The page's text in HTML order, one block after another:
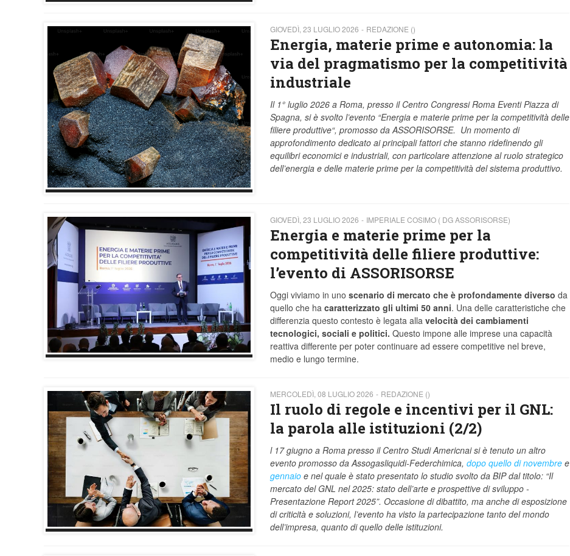
GIOVEDÌ, 23 LUGLIO 2026 REDAZIONE ()
Energia, materie prime e autonomia: la
via del pragmatismo per la competitività
industriale
Il 1° luglio 2026 a Roma, presso il Centro Congressi Roma Eventi Piazza di
Spagna, si è svolto l’evento “Energia e materie prime per la competitività delle
filiere produttive“, promosso da ASSORISORSE. Un momento di
approfondimento dedicato ai principali fattori che stanno ridefinendo gli
equilibri economici e industriali, con particolare attenzione al ruolo strategico
dell’energia e delle materie prime per la competitività del sistema produttivo.
GIOVEDÌ, 23 LUGLIO 2026 IMPERIALE COSIMO ( DG ASSORISORSE)
Energia e materie prime per la
competitività delle filiere produttive:
l’evento di ASSORISORSE
Oggi viviamo in uno scenario di mercato che è profondamente diverso da
quello che ha caratterizzato gli ultimi 50 anni. Una delle caratteristiche che
differenzia questo contesto è legata alla velocità dei cambiamenti
tecnologici, sociali e politici. Questo impone alle imprese una capacità
reattiva differente per poter continuare ad essere competitive nel breve,
medio e lungo termine.
MERCOLEDÌ, 08 LUGLIO 2026 REDAZIONE ()
Il ruolo di regole e incentivi per il GNL:
la parola alle istituzioni (2/2)
l 17 giugno a Roma presso il Centro Studi Americnai si è tenuto un altro
evento promosso da Assogasliquidi-Federchimica, dopo quello di novembree
gennaioe nel quale è stato presentato lo studio svolto da BIP dal titolo: “Il
mercato del GNL nel 2025: stato dell’arte e prospettive di sviluppo -
Presentazione Report 2025”. Occasione di dibattito, ma anche di esposizione
di criticità e soluzioni, l’evento ha visto la partecipazione tanto del mondo
dell’impresa, quanto di quello delle istituzioni.